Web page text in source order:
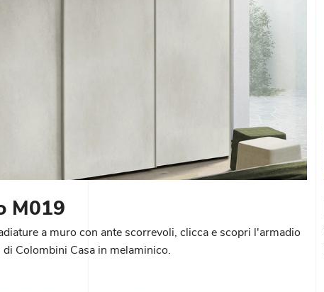
M019
a muro con ante scorrevoli, clicca e scopri l'armadio
Colombini Casa in melaminico.